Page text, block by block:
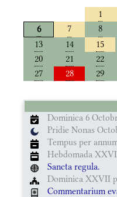
1
6
7 8
13
14 15
20
21 22
27
28 29
Dominica 6
Pridie Nonas
Tempus per
Hebdomada
Sancta regula.
Dominica XXVII
Commentarium